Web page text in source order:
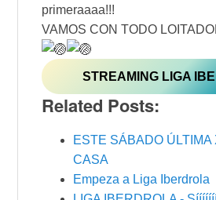
primeraaaa!!!
VAMOS CON TODO
STREAMING LIGA
Related Posts:
ESTE SÁBADO ÚLTIMA
CASA
Empeza a Liga Iberdrola